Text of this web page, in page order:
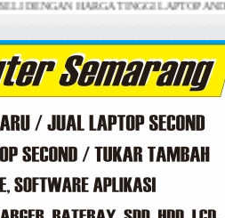
HARGA TINGGI LAPTOP ANDA)